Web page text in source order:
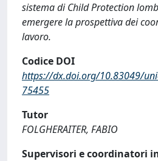
sistema di Child Protection
emergere la prospettiva dei
lavoro.
Codice DOI
https://dx.doi.org/10.83049/
75455
Tutor
FOLGHERAITER, FABIO
Supervisori e coordinatori